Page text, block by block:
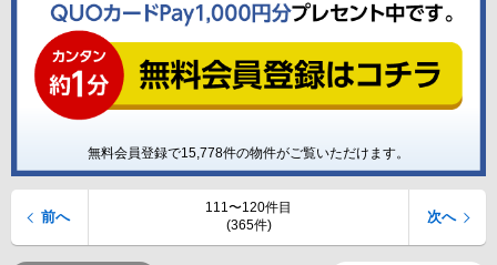
無料会員登録で15,778件の物件がご覧いただけます。
111〜120件目
(365件)
前へ 次へ